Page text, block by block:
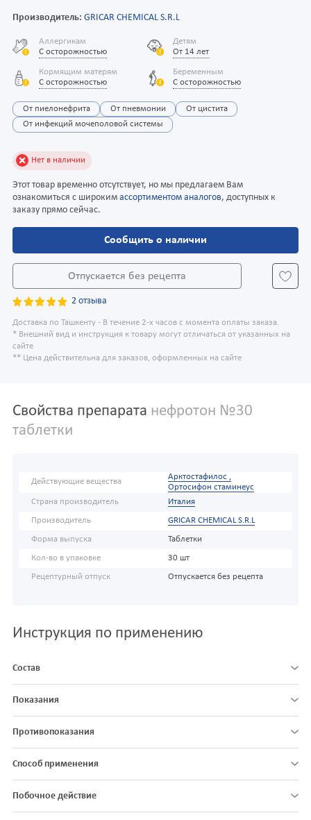
Производитель: GRICAR CHEMICAL S.R.L
Аллергикам
С осторожностью
Детям
От 14 лет
Кормящим матерям
С осторожностью
Беременным
С осторожностью
От пиелонефрита От пневмонии
От цистита
От инфекций мочеполовой системы
Нет в наличии
Этот товар временно отсутствует, но мы предлагаем Вам
ознакомиться с широким ассортиментом аналогов, доступных к
заказу прямо сейчас.
Сообщить о наличии
Отпускается без рецепта
2 отзыва
Доставка по Ташкенту - В течение 2-х часов с момента оплаты заказа.
* Внешний вид и инструкция к товару могут отличаться от указанных на
сайте
** Цена действительна для заказов, оформленных на сайте
Свойства препарата нефротон №30
таблетки
Действующие вещества
Арктостафилос ,
Ортосифон стаминеус
Страна производитель
Италия
Производитель GRICAR CHEMICAL S.R.L
Форма выпуска Таблетки
Кол-во в упаковке 30 шт
Рецептурный отпуск Отпускается без рецепта
Инструкция по применению
Состав
Показания
Противопоказания
Способ применения
Побочное действие